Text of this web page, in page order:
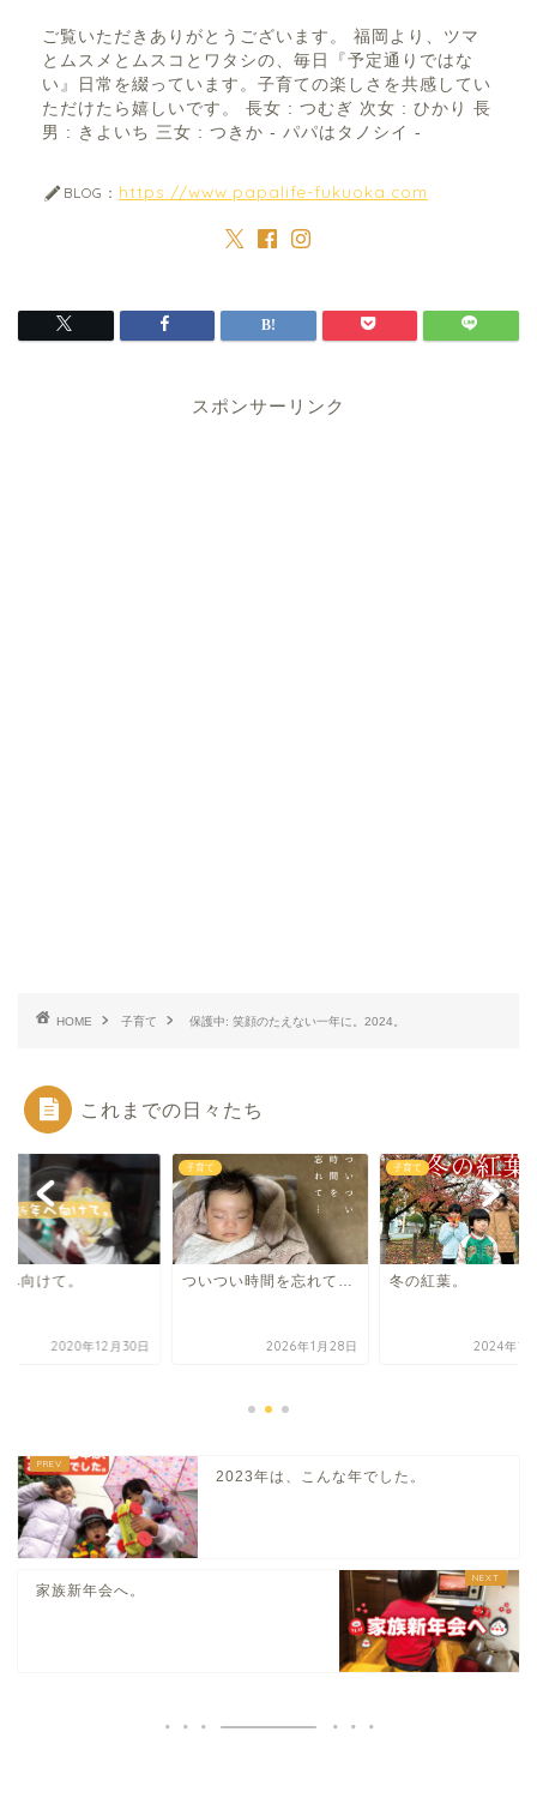
ご覧いただきありがとうございます。 福岡より、ツマ
とムスメとムスコとワタシの、毎日『予定通りではな
い』日常を綴っています。子育ての楽しさを共感してい
ただけたら嬉しいです。 長女 : つむぎ 次女 : ひかり 長
男 : きよいち 三女 : つきか - パパはタノシイ -
BLOG： https://www.papalife-fukuoka.com
スポンサーリンク
HOME 子育て 保護中: 笑顔のたえない一年に。2024。
これまでの日々たち
向けて。
2020年12月30日
子育て
ついつい時間を忘れて…
2026年1月28日
子育て
冬の紅葉。
2024年12
2023年は、こんな年でした。
家族新年会へ。